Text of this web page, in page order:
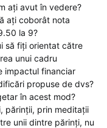
ați avut în vedere?
ați coborât nota
la 9?
să fiți orientat către
unui cadru
impactul financiar
propuse de dvs?
în acest mod?
părinții, prin meditații
unii dintre părinți, nu